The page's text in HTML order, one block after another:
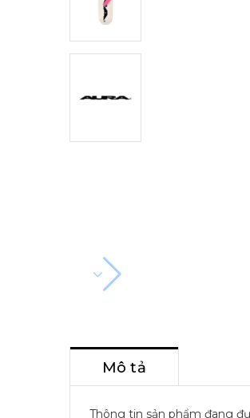
Mô tả
Thông tin sản phẩm đang